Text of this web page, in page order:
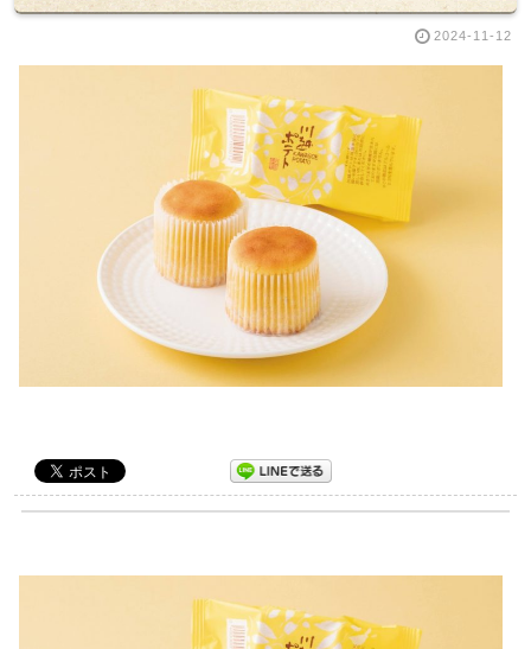
2024-11-12